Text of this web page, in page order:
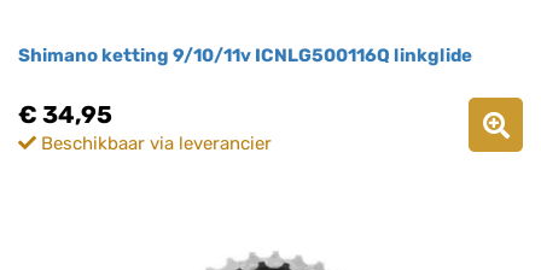
Shimano ketting 9/10/11v ICNLG500116Q linkglide
€ 34,95
Beschikbaar via leverancier